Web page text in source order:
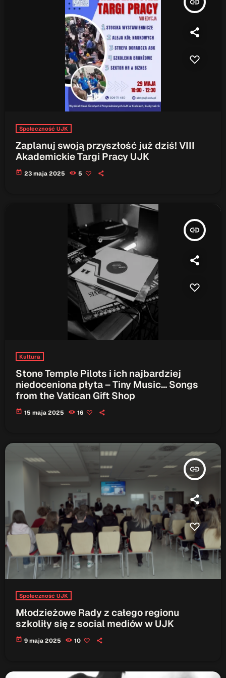
Serwis Informacyjny
10:00 - 10:05
Upcoming shows
Serwis Informacyjny
Serwis Informacyjny
18:00 - 18:05
Serwis Informacyjny
19:00 - 19:05
TOP CHART
Społeczność UJK
Zaplanuj swoją przyszłość już dziś! VIII
Akademickie Targi Pracy UJK
today 23 maja 2025 5
insert_link
Kultura
Stone Temple Pilots i ich najbardziej
niedoceniona płyta – Tiny Music… Songs
from the Vatican Gift Shop
today 15 maja 2025 16
insert_link
Społeczność UJK
Młodzieżowe Rady z całego regionu
szkoliły się z social mediów w UJK
today 9 maja 2025 10